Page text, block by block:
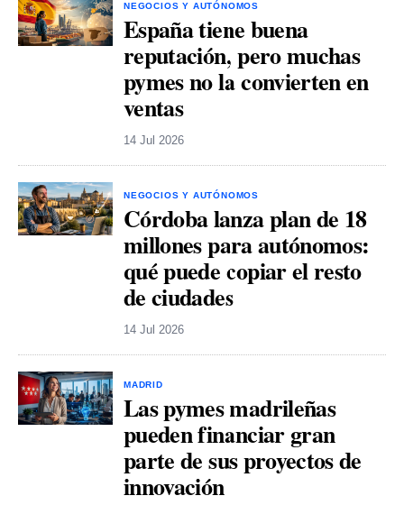
NEGOCIOS Y AUTÓNOMOS
España tiene buena
reputación, pero muchas
pymes no la convierten en
ventas
14 Jul 2026
NEGOCIOS Y AUTÓNOMOS
Córdoba lanza plan de 18
millones para autónomos:
qué puede copiar el resto
de ciudades
14 Jul 2026
MADRID
Las pymes madrileñas
pueden financiar gran
parte de sus proyectos de
innovación